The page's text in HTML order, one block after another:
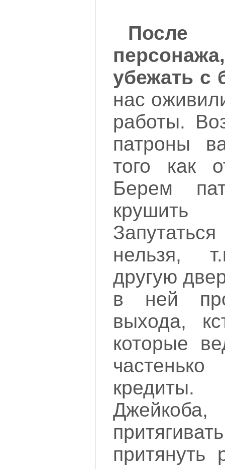
убежать с
нас
работы.
патроны
того как
Берем
нельзя,
другую
в ней
выхода,
которые
Джейкоба,
притянуть